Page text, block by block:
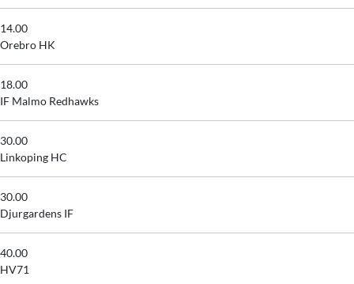
14.00
Orebro HK
18.00
IF Malmo Redhawks
30.00
Linkoping HC
30.00
Djurgardens IF
40.00
HV71